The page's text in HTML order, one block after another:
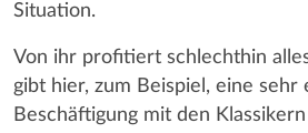
Situation.
Von ihr profitiert schlechthin
gibt hier, zum Beispiel, eine sehr
Beschäftigung mit den